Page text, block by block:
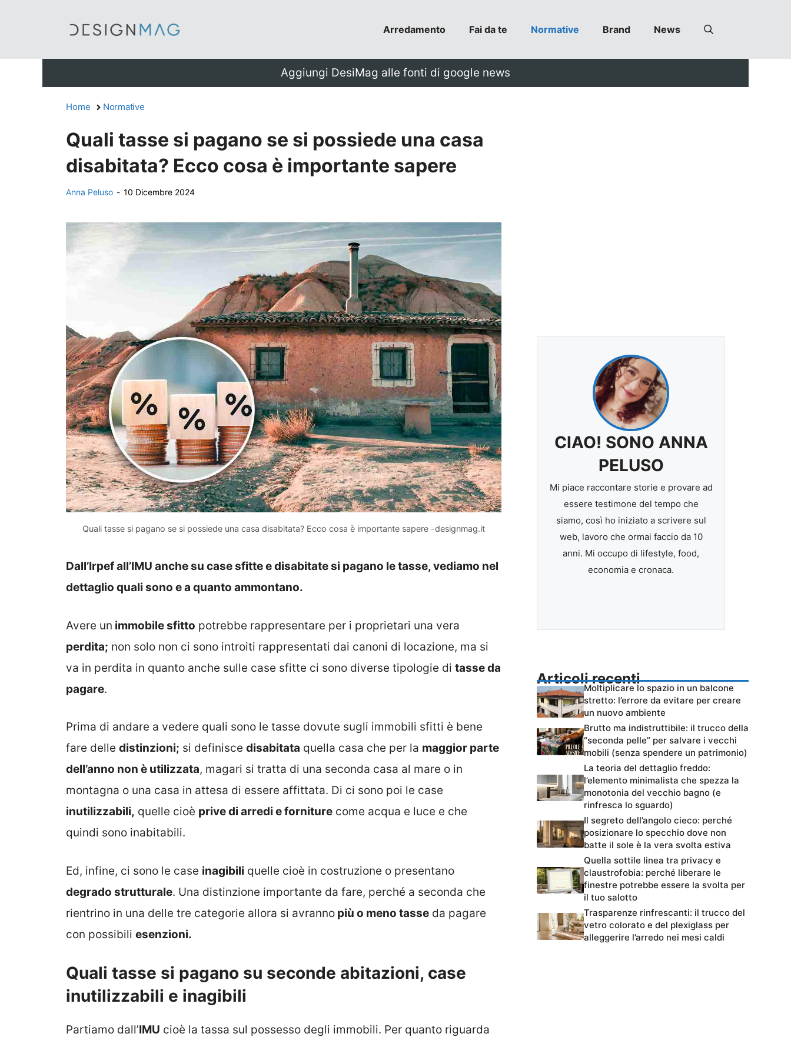
Arredamento Fai da te Normative Brand News
Aggiungi DesiMag alle fonti di google news
Home Normative
Quali tasse si pagano se si possiede una casa
disabitata? Ecco cosa è importante sapere
Anna Peluso - 10 Dicembre 2024
Quali tasse si pagano se si possiede una casa disabitata? Ecco cosa è importante sapere -designmag.it
Dall’Irpef all’IMU anche su case sfitte e disabitate si pagano le tasse, vediamo nel
dettaglio quali sono e a quanto ammontano.
Avere un immobile sfitto potrebbe rappresentare per i proprietari una vera
perdita; non solo non ci sono introiti rappresentati dai canoni di locazione, ma si
va in perdita in quanto anche sulle case sfitte ci sono diverse tipologie di tasse da
pagare.
Prima di andare a vedere quali sono le tasse dovute sugli immobili sfitti è bene
fare delle distinzioni; si definisce disabitata quella casa che per la maggior parte
dell’anno non è utilizzata, magari si tratta di una seconda casa al mare o in
montagna o una casa in attesa di essere affittata. Di ci sono poi le case
inutilizzabili, quelle cioè prive di arredi e forniture come acqua e luce e che
quindi sono inabitabili.
Ed, infine, ci sono le case inagibili quelle cioè in costruzione o presentano
degrado strutturale. Una distinzione importante da fare, perché a seconda che
rientrino in una delle tre categorie allora si avranno più o meno tasse da pagare
con possibili esenzioni.
Quali tasse si pagano su seconde abitazioni, case
inutilizzabili e inagibili
Partiamo dall’IMU cioè la tassa sul possesso degli immobili. Per quanto riguarda
CIAO! SONO ANNA
PELUSO
Mi piace raccontare storie e provare ad
essere testimone del tempo che
siamo, così ho iniziato a scrivere sul
web, lavoro che ormai faccio da 10
anni. Mi occupo di lifestyle, food,
economia e cronaca.
Articoli recenti
Moltiplicare lo spazio in un balcone
stretto: l’errore da evitare per creare
un nuovo ambiente
Brutto ma indistruttibile: il trucco della
“seconda pelle” per salvare i vecchi
mobili (senza spendere un patrimonio)
La teoria del dettaglio freddo:
l’elemento minimalista che spezza la
monotonia del vecchio bagno (e
rinfresca lo sguardo)
Il segreto dell’angolo cieco: perché
posizionare lo specchio dove non
batte il sole è la vera svolta estiva
Quella sottile linea tra privacy e
claustrofobia: perché liberare le
finestre potrebbe essere la svolta per
il tuo salotto
Trasparenze rinfrescanti: il trucco del
vetro colorato e del plexiglass per
alleggerire l’arredo nei mesi caldi